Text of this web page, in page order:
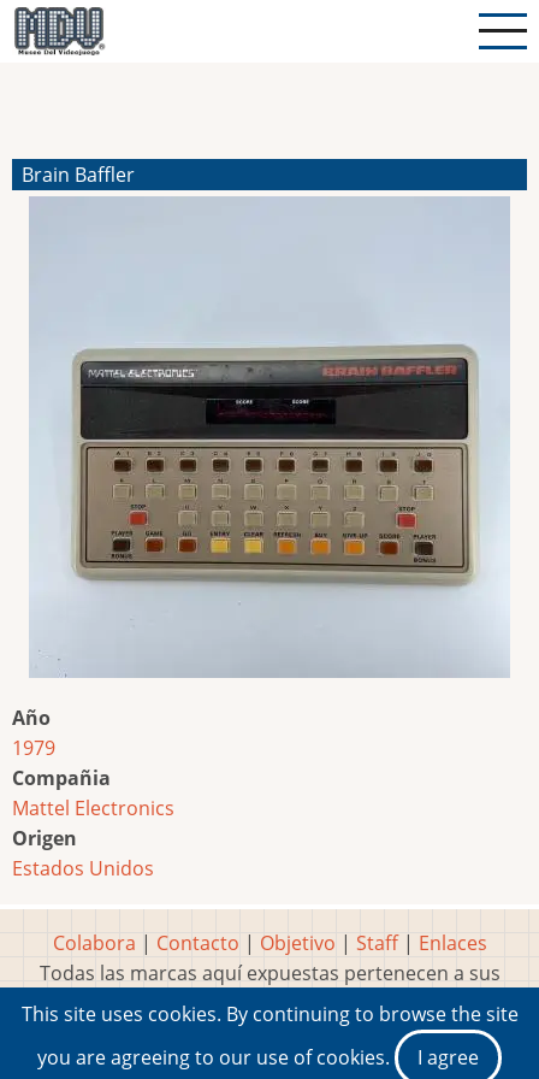
Pasar
al
Brain Baffler
Año
1979
Compañia
Mattel Electronics
Origen
Estados Unidos
Colabora | Contacto | Objetivo | Staff| Enlaces
Todas las marcas aquí expuestas pertenecen a sus
respectivos y legítimos dueños
Idea, página, contenidos y diseños creados porMarty
2001-2026 Museo del Videojuego®
This site uses cookies. By continuing to browse the site
you are agreeing to our use of cookies.
I agree